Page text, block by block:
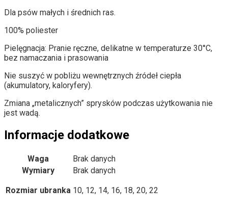
Dla psów małych i średnich ras.
100% poliester
Pielęgnacja: Pranie ręczne, delikatne w temperaturze 30°C,
bez namaczania i prasowania
Nie suszyć w pobliżu wewnętrznych źródeł ciepła
(akumulatory, kaloryfery).
Zmiana „metalicznych” sprysków podczas użytkowania nie
jest wadą.
Informacje dodatkowe
Waga
Brak danych
Wymiary
Brak danych
Rozmiar ubranka 10, 12, 14, 16, 18, 20, 22